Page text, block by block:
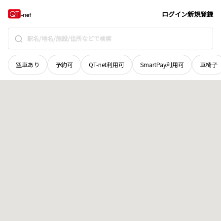
ログイン新規登録
空車あり 予約可 QT-net利用可 SmartPay利用可 車椅子
青森県